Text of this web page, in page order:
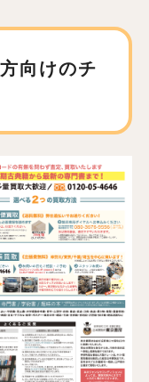
向けのチ